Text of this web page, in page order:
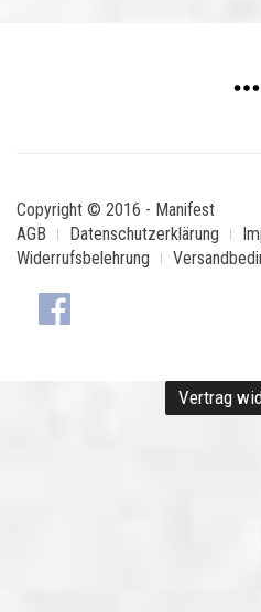
Copyright © 2016 - Manifest
AGB
Datenschutzerklärung
Widerrufsbelehrung
Vertrag